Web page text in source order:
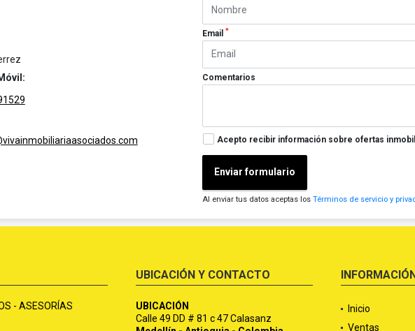
Email*
Comentarios
Acepto recibir información sobre ofertas
Enviar formulario
Al enviar tus datos aceptas losTérminos de servicio y
- ASESORÍAS
UBICACIÓN Y CONTACTO
UBICACIÓN
Calle 49 DD # 81 c 47 Calasanz
Inicio
Ventas